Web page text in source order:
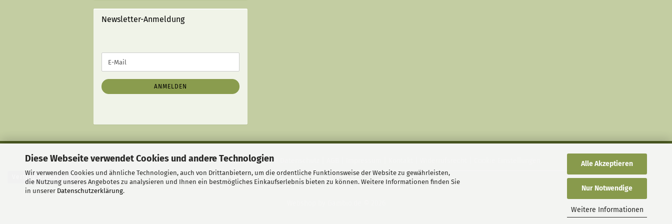
Diese Webseite verwendet Cookies und andere Technologien
Wir verwenden Cookies und ähnliche Technologien, auch von Drittanbietern, um die ordentliche Funktionsweise der Website zu gewährleisten,
die Nutzung unseres Angebotes zu analysieren und Ihnen ein bestmögliches Einkaufserlebnis bieten zu können. Weitere Informationen finden Sie
in unserer Datenschutzerklärung.
Alle Akzeptieren
Nur Notwendige
Weitere Informationen
STRICHEN):
Newsletter-Anmeldung
ZUR
ANMELDUNG
E-
Mail
ANMELDEN
Liefer- und Versandkosten|Privatsphäre und Datenschutz
Vertrag widerrufen